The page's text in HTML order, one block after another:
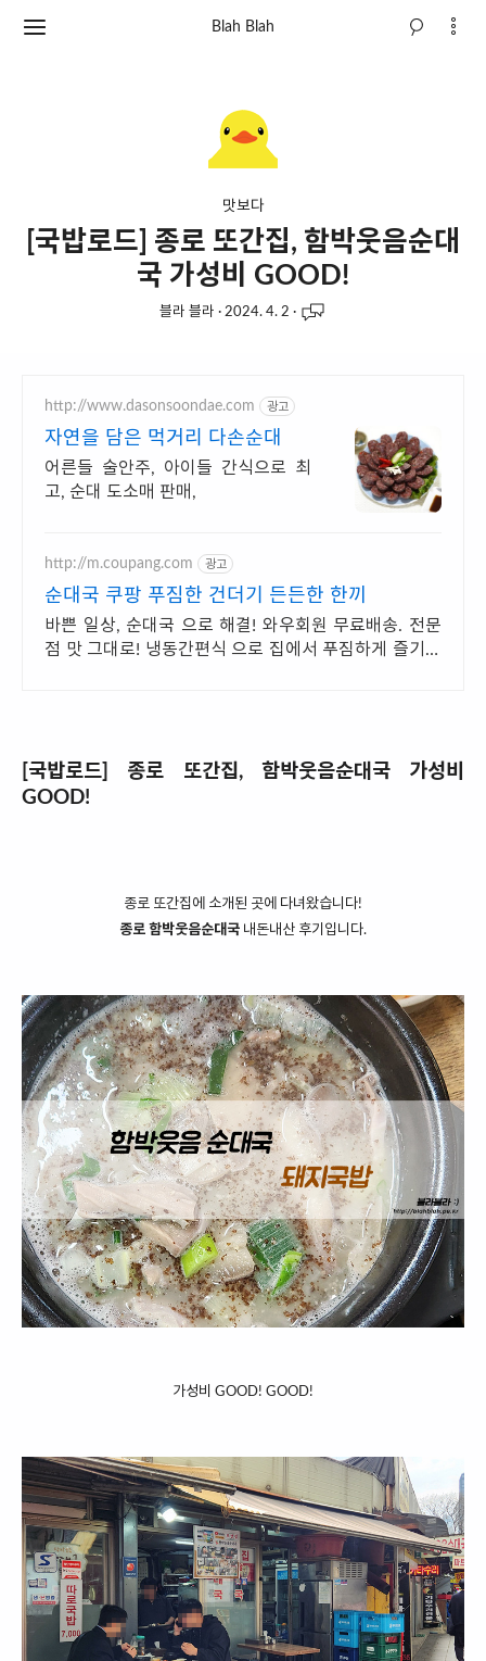
Blah Blah
맛보다
[국밥로드] 종로 또간집, 함박웃음순대
국 가성비 GOOD!
블라 블라 · 2024. 4. 2 ·
http://www.dasonsoondae.com 광고
자연을 담은 먹거리 다손순대
어른들 술안주, 아이들 간식으로 최
고, 순대 도소매 판매,
http://m.coupang.com 광고
순대국 쿠팡 푸짐한 건더기 든든한 한끼
바쁜 일상, 순대국 으로 해결! 와우회원 무료배송. 전문
점 맛 그대로! 냉동간편식 으로 집에서 푸짐하게 즐기세
[국밥로드] 종로 또간집, 함박웃음순대국 가성비
GOOD!
종로 또간집에 소개된 곳에 다녀왔습니다!
종로 함박웃음순대국 내돈내산 후기입니다.
가성비 GOOD! GOOD!